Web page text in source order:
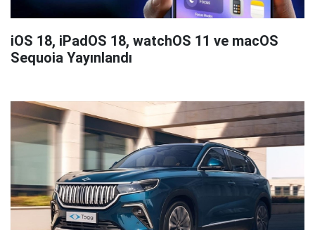
iOS 18, iPadOS 18, watchOS 11 ve macOS
Sequoia Yayınlandı